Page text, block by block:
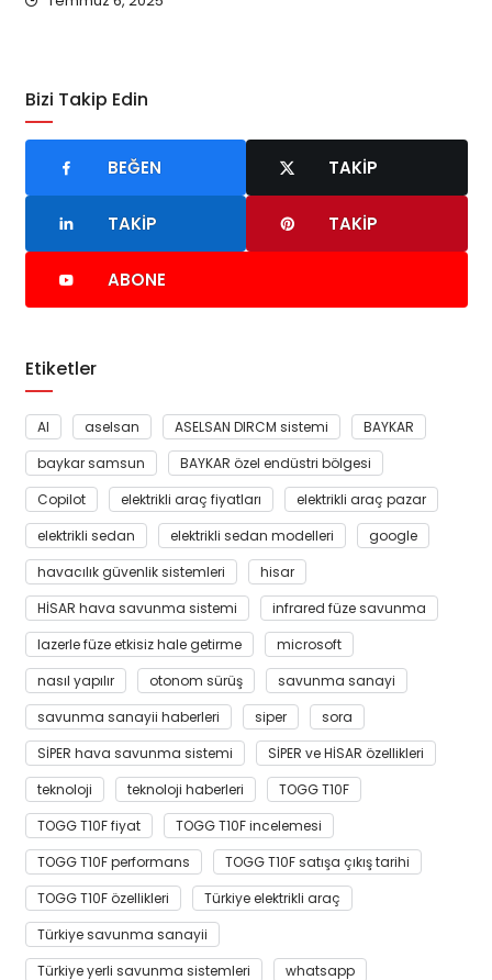
Bizi Takip Edin
BEĞEN TAKIP
TAKIP TAKIP
ABONE
Etiketler
AI aselsan ASELSAN DIRCM sistemi
BAYKAR
baykar samsun
BAYKAR özel endüstri bölgesi
Copilot
elektrikli araç fiyatları
elektrikli araç pazar
elektrikli sedan
elektrikli sedan modelleri
google
havacılık güvenlik sistemleri
hisar
HİSAR hava savunma sistemi
infrared füze savunma
lazerle füze etkisiz hale getirme
microsoft
nasıl yapılır
otonom sürüş
savunma sanayi
savunma sanayii haberleri
siper
sora
SİPER hava savunma sistemi
SİPER ve HİSAR özellikleri
teknoloji
teknoloji haberleri
TOGG T10F
TOGG T10F fiyat
TOGG T10F incelemesi
TOGG T10F performans
TOGG T10F satışa çıkış tarihi
TOGG T10F özellikleri
Türkiye elektrikli araç
Türkiye savunma sanayii
Türkiye yerli savunma sistemleri
whatsapp